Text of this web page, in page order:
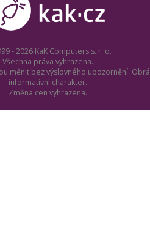
- 2026 KaK Computers s. r. o.
Všechna práva vyhrazena.
měnit bez výslovného upozornění.
informativní charakter.
Změna cen vyhrazena.